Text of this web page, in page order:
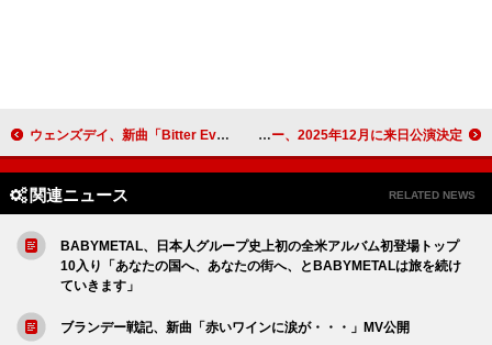
ウェンズデイ、新曲「Bitter Everyday」MV公開 ジェレミー・ザッカー、2025年12月に来日公演決定
関連ニュース RELATED NEWS
BABYMETAL、日本人グループ史上初の全米アルバム初登場トップ
10入り「あなたの国へ、あなたの街へ、とBABYMETALは旅を続け
ていきます」
ブランデー戦記、新曲「赤いワインに涙が・・・」MV公開